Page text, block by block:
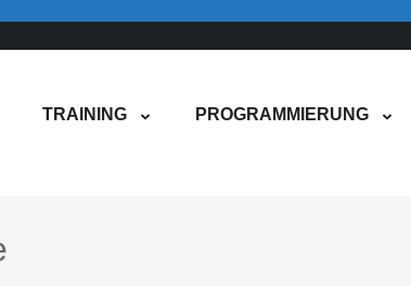
TRAINING PROGRAMMIERUNG